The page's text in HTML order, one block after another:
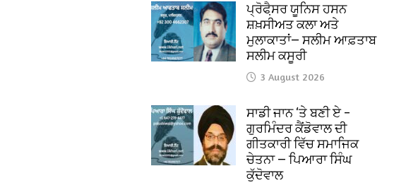
ਪ੍ਰੋਫੈ਼ਸਰ ਯੂਨਿਸ ਹਸਨ
ਸ਼ਖ਼ਸੀਅਤ ਕਲਾ ਅਤੇ
ਮੁਲਾਕਾਤਾਂ— ਸਲੀਮ ਆਫ਼ਤਾਬ
ਸਲੀਮ ਕਸੂਰੀ
3 August 2026
ਸਾਡੀ ਜਾਨ ‘ਤੇ ਬਣੀ ਏ –
ਗੁਰਮਿੰਦਰ ਕੈਂਡੋਵਾਲ ਦੀ
ਗੀਤਕਾਰੀ ਵਿੱਚ ਸਮਾਜਿਕ
ਚੇਤਨਾ — ਪਿਆਰਾ ਸਿੰਘ
ਕੁੱਦੋਵਾਲ